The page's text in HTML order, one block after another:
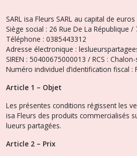
SARL isa Fleurs SARL au capital de euros
Siège social : 26 Rue De La République /
Téléphone : 0385443312
Adresse électronique :
SIREN : 50400675000013 / RCS :
Numéro individuel d’identification fiscal :
Article 1 – Objet
Les présentes conditions régissent les
isa Fleurs des produits commercialisés
lueurs partagées.
Article 2 – Prix